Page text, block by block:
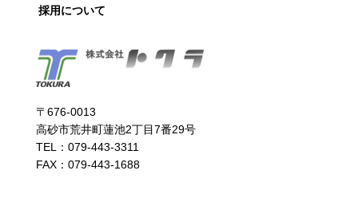
採用について
〒676-0013
高砂市荒井町蓮池2丁目7番29号
TEL：079-443-3311
FAX：079-443-1688